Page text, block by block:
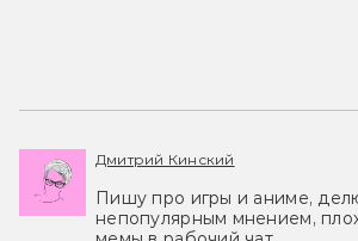
Дмитрий Кинский
Пишу про игры и аниме,
непопулярным мнением,